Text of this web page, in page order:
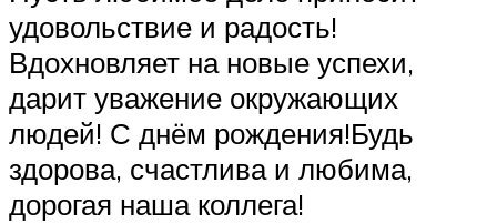
удовольствие и радость!
Вдохновляет на новые успехи,
дарит уважение окружающих
людей! С днём рождения!Будь
здорова, счастлива и любима,
дорогая наша коллега!